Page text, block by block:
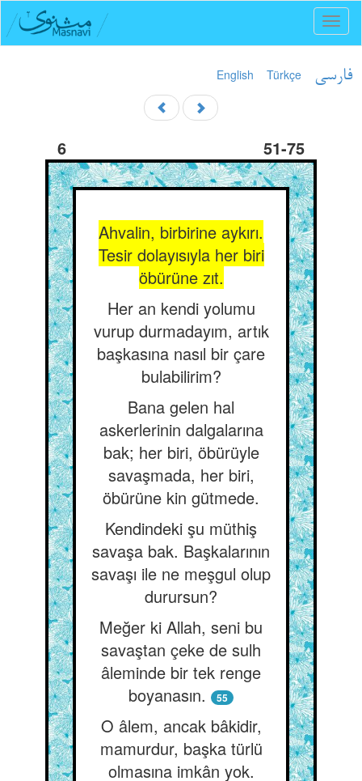
English Türkçe فارسی
6 51-75
Ahvalin, birbirine aykırı.
Tesir dolayısıyla her biri
öbürüne zıt.
Her an kendi yolumu
vurup durmadayım, artık
başkasına nasıl bir çare
bulabilirim?
Bana gelen hal
askerlerinin dalgalarına
bak; her biri, öbürüyle
savaşmada, her biri,
öbürüne kin gütmede.
Kendindeki şu müthiş
savaşa bak. Başkalarının
savaşı ile ne meşgul olup
durursun?
Meğer ki Allah, seni bu
savaştan çeke de sulh
âleminde bir tek renge
boyanasın.
55
O âlem, ancak bâkidir,
mamurdur, başka türlü
olmasına imkân yok.